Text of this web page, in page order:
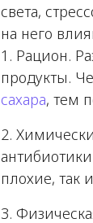
света,
на него
Рацион.
продукты.
сахара, тем
плохие, так